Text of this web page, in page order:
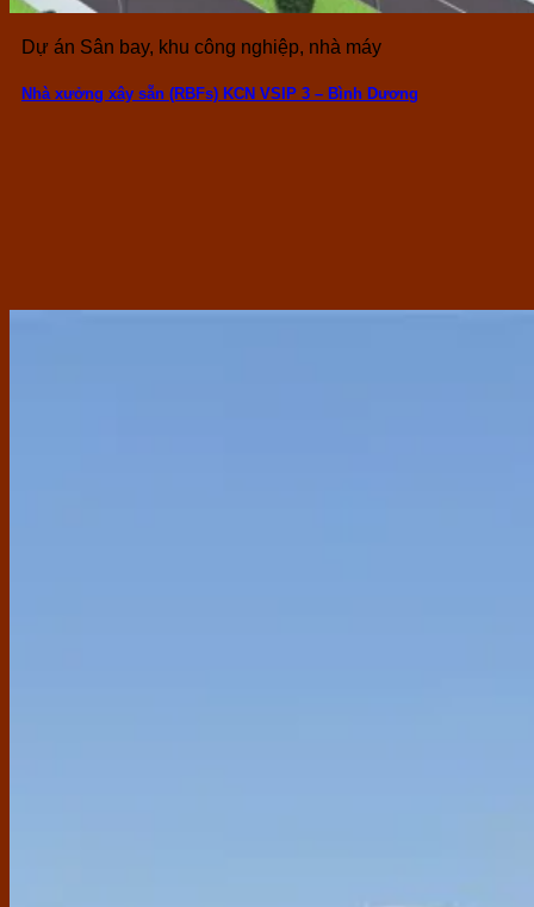
Dự án Sân bay, khu công nghiệp, nhà máy
Nhà xưởng xây sẵn (RBFs) KCN VSIP 3 – Bình Dương